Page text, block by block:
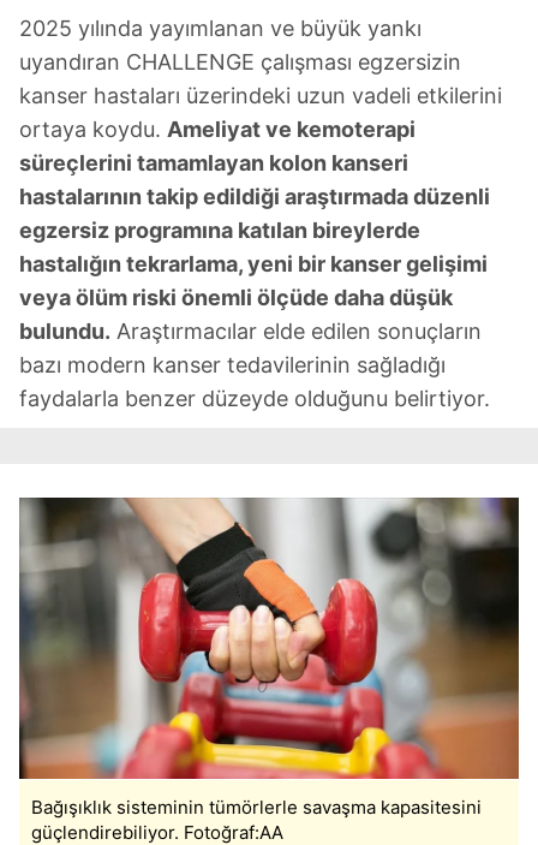
2025 yılında yayımlanan ve büyük yankı
uyandıran CHALLENGE çalışması egzersizin
kanser hastaları üzerindeki uzun vadeli etkilerini
ortaya koydu. Ameliyat ve kemoterapi
süreçlerini tamamlayan kolon kanseri
hastalarının takip edildiği araştırmada düzenli
egzersiz programına katılan bireylerde
hastalığın tekrarlama, yeni bir kanser gelişimi
veya ölüm riski önemli ölçüde daha düşük
bulundu. Araştırmacılar elde edilen sonuçların
bazı modern kanser tedavilerinin sağladığı
faydalarla benzer düzeyde olduğunu belirtiyor.
Bağışıklık sisteminin tümörlerle savaşma kapasitesini
güçlendirebiliyor. Fotoğraf:AA